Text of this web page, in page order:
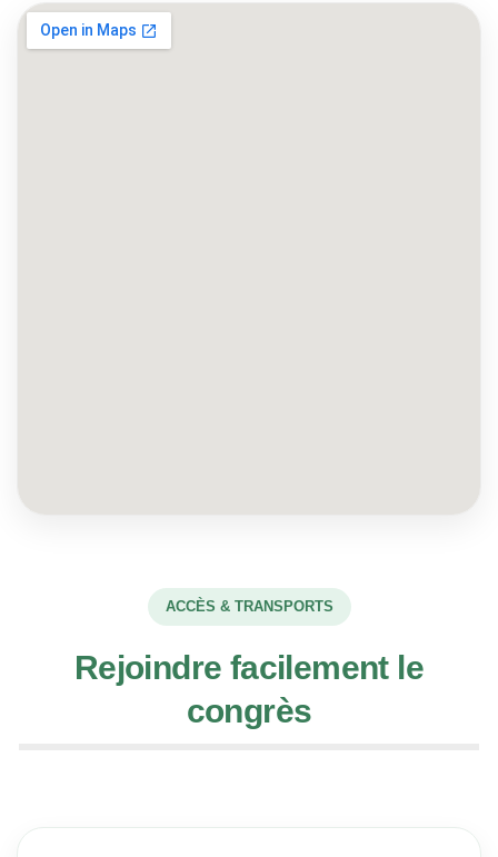
ACCÈS & TRANSPORTS
Rejoindre facilement le
congrès